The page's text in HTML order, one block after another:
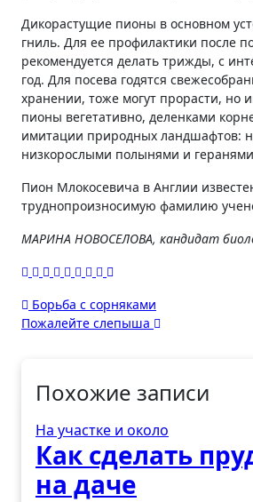
Дикорастущие пионы в основном
гниль. Для ее профилактики после
рекомендуется делать трижды, с
год. Для посева годятся
хранении, тоже могут прорасти, но
пионы вегетативно, деленками
имитации природных ландшафтов:
низкорослыми полынями и
Пион Млокосевича в Англии известен под курьезным названием Molly-The-Witch («Ведьма Молли»), оно с успехом заменило по созвучию
труднопроизносимую фамилию
МАРИНА НОВОСЕЛОВА, кандидат
Навигация
записям
Борьба с сорняками
Пожалейте слепыша
Похожие записи
На участке и около
Как сделать
на даче